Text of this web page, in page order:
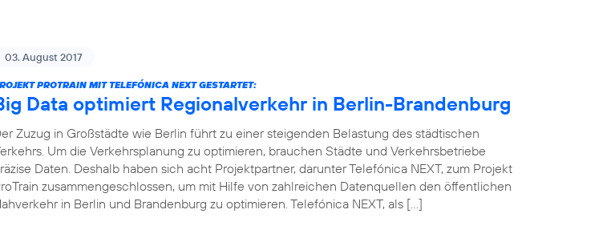
03. August 2017
PROTRAIN MIT TELEFÓNICA NEXT GESTARTET:
Data optimiert Regionalverkehr in Berlin-Brandenburg
Zuzug in Großstädte wie Berlin führt zu einer steigenden Belastung des städtischen
Um die Verkehrsplanung zu optimieren, brauchen Städte und Verkehrsbetriebe
Daten. Deshalb haben sich acht Projektpartner, darunter Telefónica NEXT, zum Projekt
zusammengeschlossen, um mit Hilfe von zahlreichen Datenquellen den öffentlichen
in Berlin und Brandenburg zu optimieren. Telefónica NEXT, als […]